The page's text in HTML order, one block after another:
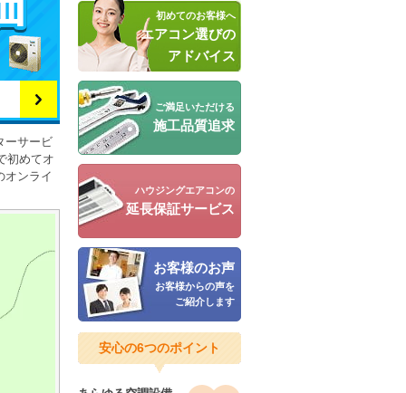
ーサービ
初めてオ
オンライ
初めてのお客様へ
エアコン選びの
アドバイス
ご満足いただける
施工品質追求
ハウジングエアコンの
延長保証サービス
お客様のお声
お客様からの声を
ご紹介します
安心の6つのポイント